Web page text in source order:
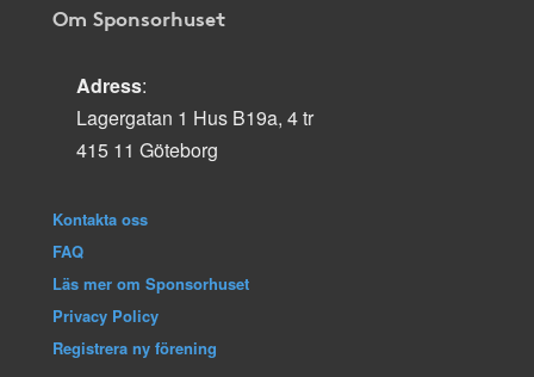
Om Sponsorhuset
Adress:
Lagergatan 1 Hus B19a, 4 tr
415 11 Göteborg
Kontakta oss
FAQ
Läs mer om Sponsorhuset
Privacy Policy
Registrera ny förening